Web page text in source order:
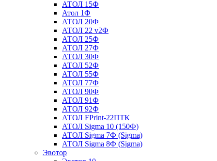
АТОЛ 15Ф
Атол 1Ф
АТОЛ 20Ф
АТОЛ 22 v2Ф
АТОЛ 25Ф
АТОЛ 27Ф
АТОЛ 30Ф
АТОЛ 52Ф
АТОЛ 55Ф
АТОЛ 77Ф
АТОЛ 90Ф
АТОЛ 91Ф
АТОЛ 92Ф
АТОЛ FPrint-22ПТК
АТОЛ Sigma 10 (150Ф)
АТОЛ Sigma 7Ф (Sigma)
АТОЛ Sigma 8Ф (Sigma)
Эвотор